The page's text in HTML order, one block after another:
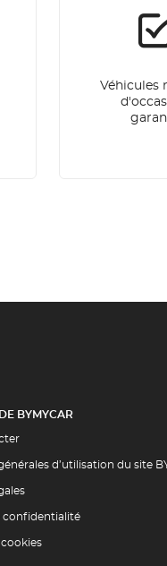
Véhicules
BYMYCAR
d’utilisation du site
confidentialité